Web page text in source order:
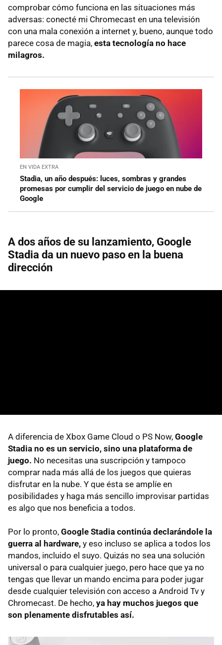
comprobar cómo funciona en las situaciones más
adversas: conecté mi Chromecast en una televisión
con una mala conexión a internet y, bueno, aunque todo
parece cosa de magia, esta tecnología no hace
milagros.
EN VIDA EXTRA
Stadia, un año después: luces, sombras y grandes
promesas por cumplir del servicio de juego en nube de
Google
A dos años de su lanzamiento, Google
Stadia da un nuevo paso en la buena
dirección
A diferencia de Xbox Game Cloud o PS Now, Google
Stadia no es un servicio, sino una plataforma de
juego. No necesitas una suscripción y tampoco
comprar nada más allá de los juegos que quieras
disfrutar en la nube. Y que ésta se amplíe en
posibilidades y haga más sencillo improvisar partidas
es algo que nos beneficia a todos.
Por lo pronto, Google Stadia continúa declarándole la
guerra al hardware, y eso incluso se aplica a todos los
mandos, incluido el suyo. Quizás no sea una solución
universal o para cualquier juego, pero hace que ya no
tengas que llevar un mando encima para poder jugar
desde cualquier televisión con acceso a Android Tv y
Chromecast. De hecho, ya hay muchos juegos que
son plenamente disfrutables así.